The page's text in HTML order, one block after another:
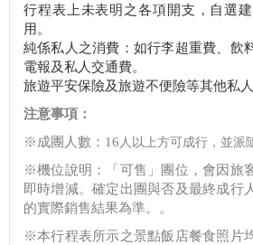
行程表上未表明之各項開支，自選
用。
純係私人之消費：如行李超重費、飲
電報及私人交通費。
旅遊平安保險及旅遊不便險等其他私人
注意事項：
※成團人數：16 人以上方可成行，並派
※機位說明：「可售」團位，會因旅
即時增減。確定出團與否及最終成行
的實際銷售結果為準。。
※本行程表所示之景點飯店餐食照片